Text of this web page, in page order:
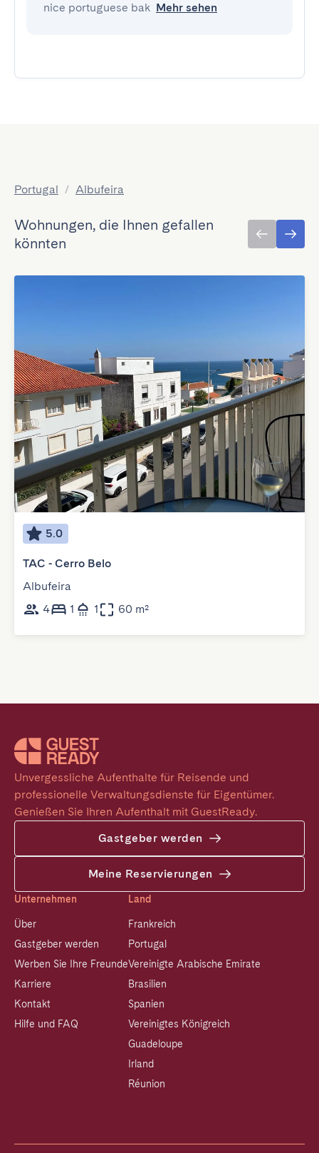
nice portuguese bak Mehr sehen
Portugal / Albufeira
Wohnungen, die Ihnen gefallen
könnten
5.0
TAC - Cerro Belo
Albufeira
4
1 1 60 m²
Unvergessliche Aufenthalte für Reisende und
professionelle Verwaltungsdienste für Eigentümer.
Genießen Sie Ihren Aufenthalt mit GuestReady.
Gastgeber werden
Meine Reservierungen
Unternehmen
Über
Gastgeber werden
Werben Sie Ihre Freunde
Karriere
Kontakt
Hilfe und FAQ
Land
Frankreich
Portugal
Vereinigte Arabische Emirate
Brasilien
Spanien
Vereinigtes Königreich
Guadeloupe
Irland
Réunion